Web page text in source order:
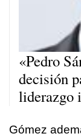
«Pedro
decisión
liderazgo
Gómez